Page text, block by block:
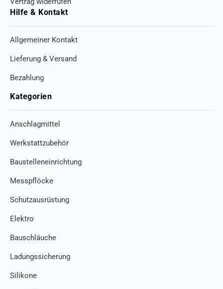
Hilfe & Kontakt
Allgemeiner Kontakt
Lieferung & Versand
Bezahlung
Kategorien
Anschlagmittel
Werkstattzubehör
Baustelleneinrichtung
Messpflöcke
Schutzausrüstung
Elektro
Bauschläuche
Ladungssicherung
Silikone